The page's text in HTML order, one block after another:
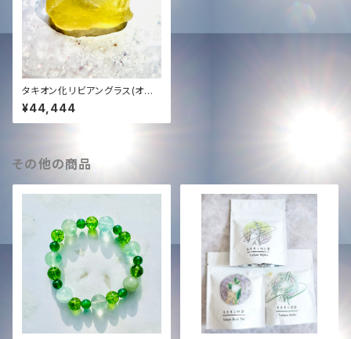
タキオン化リビアングラス(オリ
オン隕石)大サイズ✨
¥44,444
その他の商品